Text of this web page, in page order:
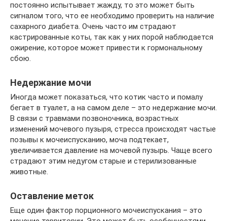
постоянно испытывает жажду, то это может быть
сигналом того, что ее необходимо проверить на наличие
сахарного диабета. Очень часто им страдают
кастрированные коты, так как у них порой наблюдается
ожирение, которое может привести к гормональному
сбою.
Недержание мочи
Иногда может показаться, что котик часто и помалу
бегает в туалет, а на самом деле – это недержание мочи.
В связи с травмами позвоночника, возрастных
изменений мочевого пузыря, стресса происходят частые
позывы к мочеиспусканию, моча подтекает,
увеличивается давление на мочевой пузырь. Чаще всего
страдают этим недугом старые и стерилизованные
животные.
Оставление меток
Еще один фактор порционного мочеиспускания – это